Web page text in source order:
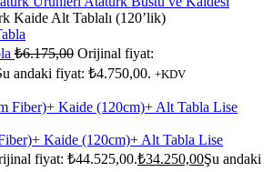
Kaide Alt Tablalı (120’lik)
₺6.175,00 Orijinal fiyat:
andaki fiyat: ₺4.750,00. +KDV
Kaide (120cm)+ Alt Tabla Lise
fiyat: ₺44.525,00.₺34.250,00Şu andaki